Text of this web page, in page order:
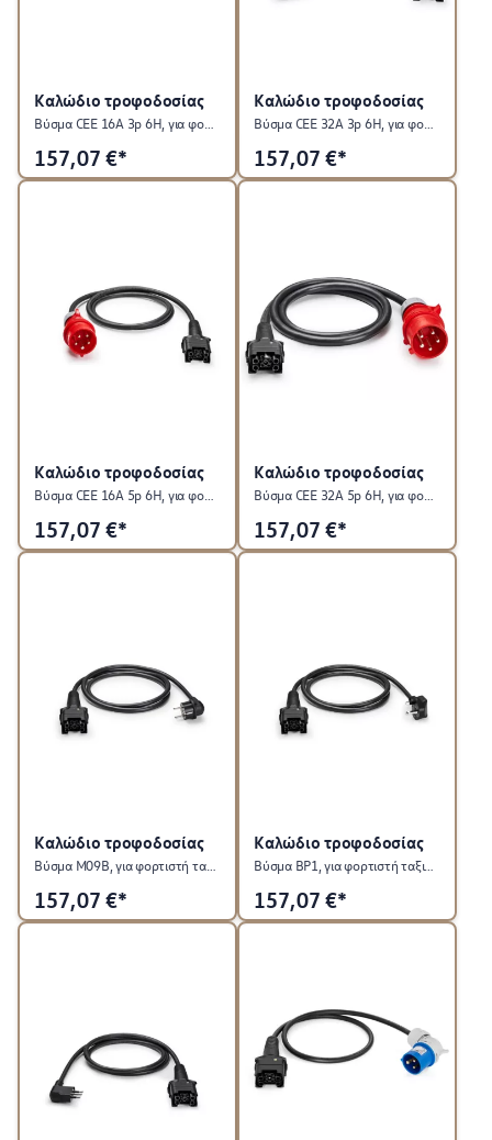
Καλώδιο τροφοδοσίας
Βύσμα CEE 16A 3p 6H, για φορτιστή ταξιδίου ID. Charger Travel
157,07 €*
Καλώδιο τροφοδοσίας
Βύσμα CEE 32A 3p 6H, για φορτιστή ταξιδίου ID. Charger Travel
157,07 €*
Καλώδιο τροφοδοσίας
Βύσμα CEE 16A 5p 6H, για φορτιστή ταξιδίου ID. Charger Travel
157,07 €*
Καλώδιο τροφοδοσίας
Βύσμα CEE 32A 5p 6H, για φορτιστή ταξιδίου ID. Charger Travel
157,07 €*
Καλώδιο τροφοδοσίας
Βύσμα M09B, για φορτιστή ταξιδίου ID. Charger Travel
157,07 €*
Καλώδιο τροφοδοσίας
Βύσμα BP1, για φορτιστή ταξιδίου ID. Charger Travel
157,07 €*